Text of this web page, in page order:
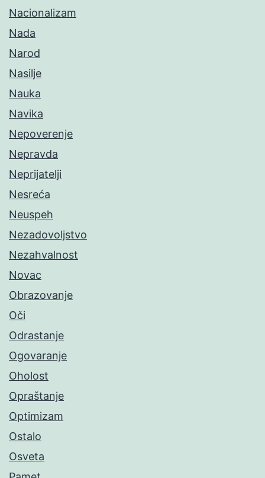
Nacionalizam
Nada
Narod
Nasilje
Nauka
Navika
Nepoverenje
Nepravda
Neprijatelji
Nesreća
Neuspeh
Nezadovoljstvo
Nezahvalnost
Novac
Obrazovanje
Oči
Odrastanje
Ogovaranje
Oholost
Opraštanje
Optimizam
Ostalo
Osveta